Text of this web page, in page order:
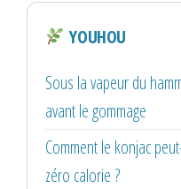
YOUHOU
Sous la vapeur du
avant le gommage
Comment le konjac
zéro calorie ?